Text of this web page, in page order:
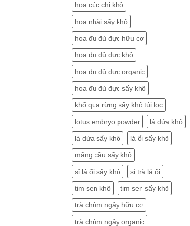
hoa cúc chi khô
hoa nhài sấy khô
hoa đu đủ đực hữu cơ
hoa đu đủ đực khô
hoa đu đủ đực organic
hoa đu đủ đực sấy khô
khổ qua rừng sấy khô túi lọc
lotus embryo powder lá dứa khô
lá dứa sấy khô lá ổi sấy khô
mãng cầu sấy khô
sỉ lá ổi sấy khô sỉ trà lá ổi
tim sen khô tim sen sấy khô
trà chùm ngây hữu cơ
trà chùm ngây organic